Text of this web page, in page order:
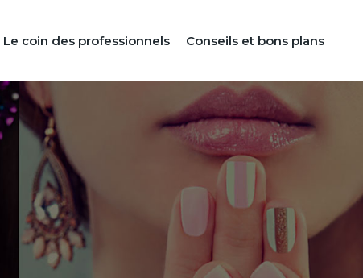
Le coin des professionnels Conseils et bons plans